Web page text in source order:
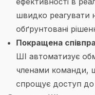
швидко реагувати
обґрунтовані
Покращена
ШІ автоматизує
членами команди,
спрощує доступ до